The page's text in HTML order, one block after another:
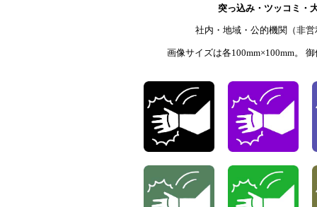
突っ込み・ツッコミ・
社内・地域・公的機関（非
画像サイズは各100mm×100mm。